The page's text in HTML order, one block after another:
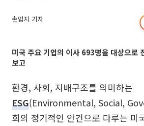
손엄지 기자
미국 주요 기업의 이사 693명을 대상으로
보고
환경, 사회, 지배구조를 의미하는
ESG(Environmental, Social,
회의 정기적인 안건으로 다루는 미